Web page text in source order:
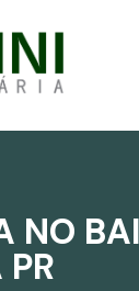
NO